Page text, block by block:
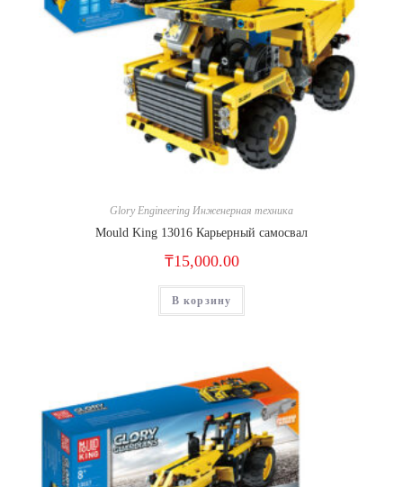
Glory Engineering Инженерная техника
Mould King 13016 Карьерный самосвал
₸15,000.00
В корзину